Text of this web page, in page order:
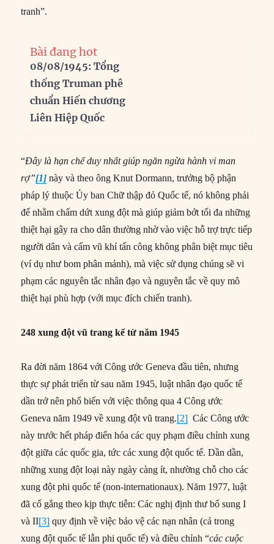
tranh”.
Bài đang hot
08/08/1945: Tổng
thống Truman phê
chuẩn Hiến chương
Liên Hiệp Quốc
“Đây là hạn chế duy nhất giúp ngăn ngừa hành vi man
rợ”[1] này và theo ông Knut Dormann, trưởng bộ phận
pháp lý thuộc Ủy ban Chữ thập đỏ Quốc tế, nó không phải
để nhằm chấm dứt xung đột mà giúp giảm bớt tối đa những
thiệt hại gây ra cho dân thường nhờ vào việc hỗ trợ trực tiếp
người dân và cấm vũ khí tấn công không phân biệt mục tiêu
(ví dụ như bom phân mảnh), mà việc sử dụng chúng sẽ vi
phạm các nguyên tắc nhân đạo và nguyên tắc về quy mô
thiệt hại phù hợp (với mục đích chiến tranh).
248 xung đột vũ trang kể từ năm 1945
Ra đời năm 1864 với Công ước Geneva đầu tiên, nhưng
thực sự phát triển từ sau năm 1945, luật nhân đạo quốc tế
dần trở nên phổ biến với việc thông qua 4 Công ước
Geneva năm 1949 về xung đột vũ trang.[2] Các Công ước
này trước hết pháp điển hóa các quy phạm điều chỉnh xung
đột giữa các quốc gia, tức các xung đột quốc tế. Dần dần,
những xung đột loại này ngày càng ít, nhường chỗ cho các
xung đột phi quốc tế (non-internationaux). Năm 1977, luật
đã cố gắng theo kịp thực tiễn: Các nghị định thư bổ sung I
và II[3] quy định về việc bảo vệ các nạn nhân (cả trong
xung đột quốc tế lẫn phi quốc tế) và điều chỉnh “các cuộc